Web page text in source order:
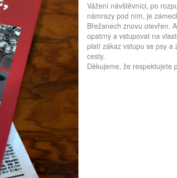
Vážení návštěvníci, po
námrazy pod ním, je
Břežanech znovu otevřen.
opatrný a vstupovat na
platí zákaz vstupu se psy a
cesty.
Děkujeme, že respektujete